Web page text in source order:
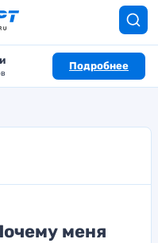
Подробнее
меня